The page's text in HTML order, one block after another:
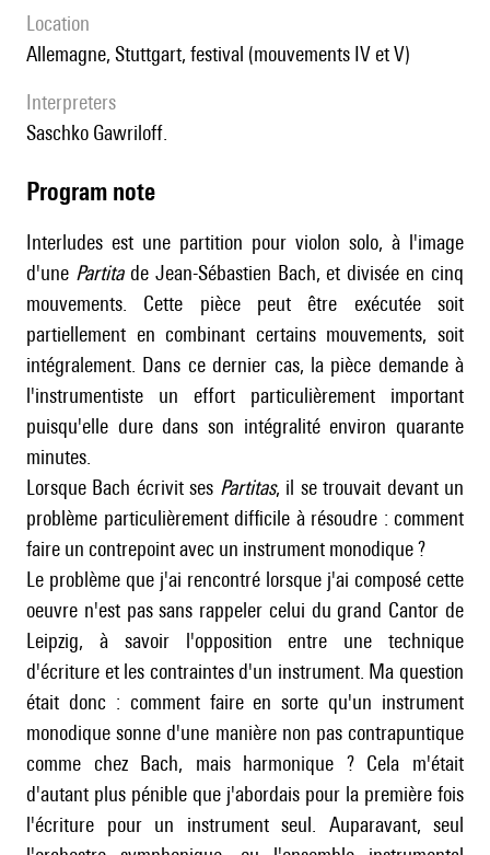
location
Allemagne, Stuttgart, festival (mouvements IV et V)
interpreters
Saschko Gawriloff.
Program note
Interludes est une partition pour violon solo, à l'image
d'une Partitade Jean-Sébastien Bach, et divisée en cinq
mouvements. Cette pièce peut être exécutée soit
partiellement en combinant certains mouvements, soit
intégralement. Dans ce dernier cas, la pièce demande à
l'instrumentiste un effort particulièrement important
puisqu'elle dure dans son intégralité environ quarante
minutes.
Lorsque Bach écrivit ses Partitas, il se trouvait devant un
problème particulièrement difficile à résoudre : comment
faire un contrepoint avec un instrument monodique ?
Le problème que j'ai rencontré lorsque j'ai composé cette
oeuvre n'est pas sans rappeler celui du grand Cantor de
Leipzig, à savoir l'opposition entre une technique
d'écriture et les contraintes d'un instrument. Ma question
était donc : comment faire en sorte qu'un instrument
monodique sonne d'une manière non pas contrapuntique
comme chez Bach, mais harmonique ? Cela m'était
d'autant plus pénible que j'abordais pour la première fois
l'écriture pour un instrument seul. Auparavant, seul